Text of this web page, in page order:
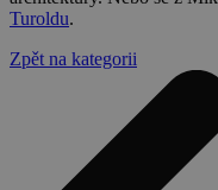
Turoldu.
Zpět na kategorii